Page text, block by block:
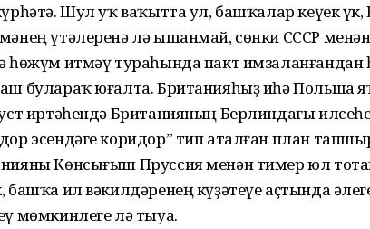
Шул уҡ ваҡытта ул, башҡалар кеүек
үтәлеренә лә ышанмай, сөнки СССР
һөжүм итмәү тураһында пакт имзаланғандан
булараҡ юғалта. Британияһыҙ иһә Польша
иртә­һендә Британияның Берлиндағы
эсендәге коридор” тип аталған план
Көнсығыш Пруссия менән тимер юл
башҡа ил вәкил­дәренең күҙәтеүе аҫтында
мөмкинлеге лә тыуа.